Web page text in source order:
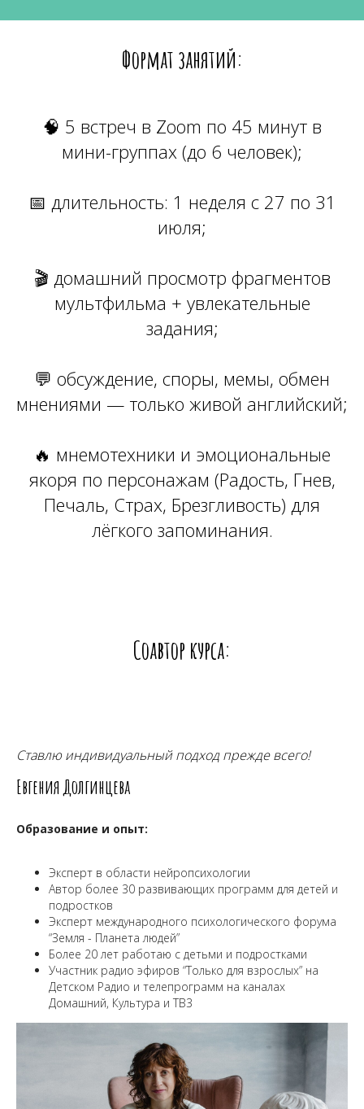
Формат занятий:
🧠 5 встреч в Zoom по 45 минут в
мини-группах (до 6 человек);
📅 длительность: 1 неделя с 27 по 31
июля;
🎬 домашний просмотр фрагментов
мультфильма + увлекательные
задания;
💬 обсуждение, споры, мемы, обмен
мнениями — только живой английский;
🔥 мнемотехники и эмоциональные
якоря по персонажам (Радость, Гнев,
Печаль, Страх, Брезгливость) для
лёгкого запоминания.
Соавтор курса:
Ставлю индивидуальный подход прежде всего!
Евгения Долгинцева
Образование и опыт:
Эксперт в области нейропсихологии
Автор более 30 развивающих программ для детей и
подростков
Эксперт международного психологического форума
“Земля - Планета людей”
Более 20 лет работаю с детьми и подростками
Участник радио эфиров “Только для взрослых” на
Детском Радио и телепрограмм на каналах
Домашний, Культура и ТВ3